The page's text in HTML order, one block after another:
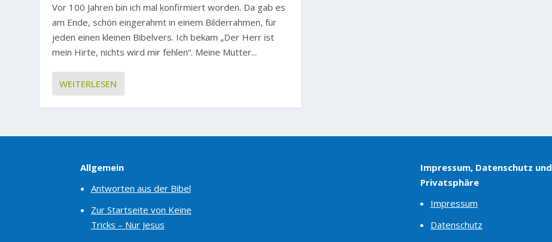
Vor 100 Jahren bin ich mal konfirmiert worden. Da gab es
am Ende, schön eingerahmt in einem Bilderrahmen, für
jeden einen kleinen Bibelvers. Ich bekam „Der Herr ist
mein Hirte, nichts wird mir fehlen“. Meine Mutter...
WEITERLESEN
Allgemein
Antworten aus der Bibel
Zur Startseite von Keine
Tricks – Nur Jesus
Impressum, Datenschutz und
Privatsphäre
Impressum
Datenschutz